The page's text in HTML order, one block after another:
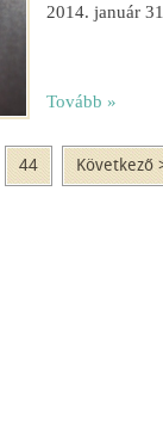
2014. január
Tovább »
44 Következő